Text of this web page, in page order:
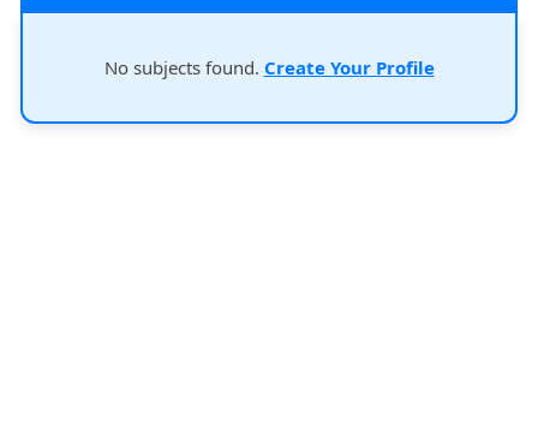
No subjects found. Create Your Profile